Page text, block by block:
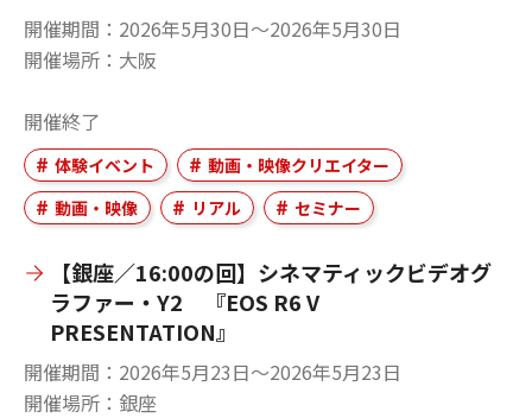
開催期間
2026年5月30日〜2026年5月30日
開催場所
大阪
開催終了
体験イベント
動画・映像クリエイター
動画・映像
リアル セミナー
【銀座／16:00の回】シネマティックビデオグ
ラファー・Y2 『EOS R6 V
PRESENTATION』
開催期間
2026年5月23日〜2026年5月23日
開催場所
銀座